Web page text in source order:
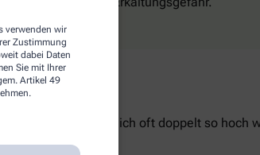
verwenden wir
Zustimmung
dabei Daten
Sie mit Ihrer
Artikel 49
im Sommer nämlich oft doppelt so hoch
die Folge.